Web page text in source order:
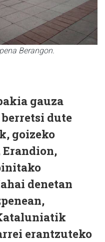
Berangon.
gauza
dute
goizeko
Erandion,
denetan
erantzuteko